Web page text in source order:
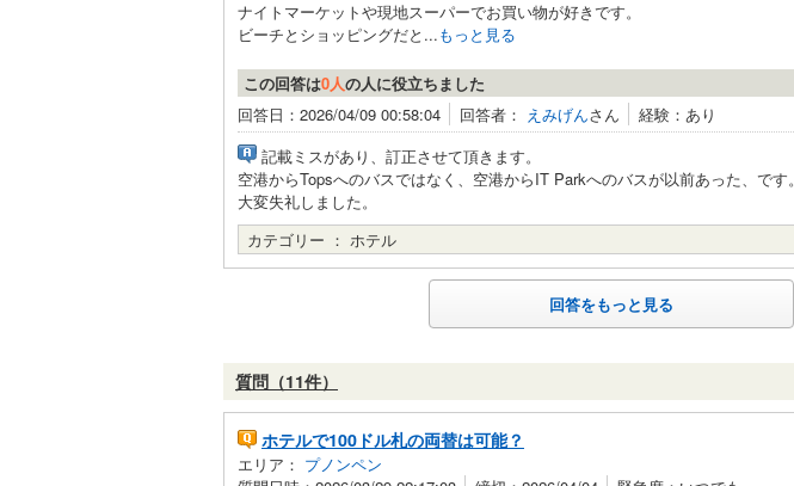
ナイトマーケットや現地スーパーでお買い物が好きです。
ビーチとショッピングだと...もっと見る
この回答は0人の人に役立ちました
回答日：2026/04/09 00:58:04
回答者： えみげんさん
経験：あり
記載ミスがあり、訂正させて頂きます。
空港からTopsへのバスではなく、空港からIT Parkへのバスが以前あった、です。
大変失礼しました。
カテゴリー ： ホテル
回答をもっと見る
質問（11件）
ホテルで100ドル札の両替は可能？
エリア： プノンペン